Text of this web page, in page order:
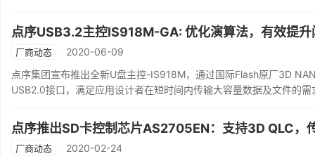
点序USB3.2主控IS918M-GA: 优化演算法，有效提
厂商动态
2020-06-09
点序集团宣布推出全新U盘主控-IS918M，通过国际Flash原厂3D
USB2.0接口，满足应用设计者在短时间内传输大容量数据及文件的需
点序推出SD卡控制芯片AS2705EN：支持3D QLC，
厂商动态
2020-02-24